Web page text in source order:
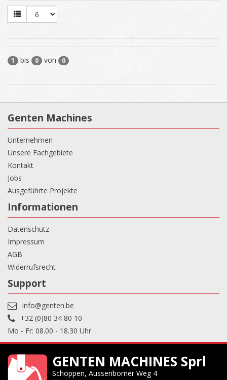
1 bis 0 von 0
Genten Machines
Unternehmen
Unsere Fachgebiete
Kontakt
Jobs
Ausgeführte Projekte
Informationen
Datenschutz
Impressum
AGB
Widerrufsrecht
Support
info@genten.be
+32 (0)80 34 80 10
Mo - Fr: 08.00 - 18.30 Uhr
GENTEN MACHINES Sprl
Schoppen, Aussenborner Weg 4